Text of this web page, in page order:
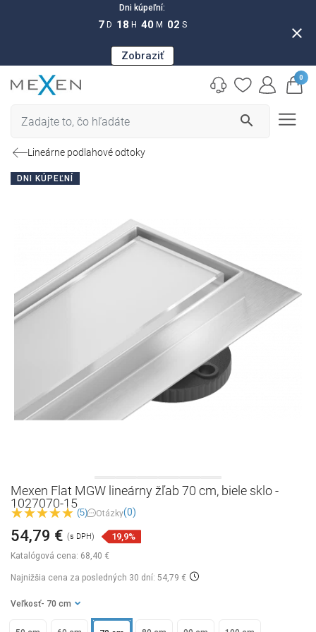
Dni kúpeľní:
7 D 18 H 40 M 01 S
Zobraziť
close
search
0
Lineárne podlahové odtoky
DNI KÚPEĽNÍ
Mexen Flat MGW lineárny žľab 70 cm, biele sklo -
1027070-15
(5) Otázky(0)
Katalógová cena: 68,40 €
54,79 € (s DPH) 19,9%
Najnižšia cena za posledných 30 dní: 54,79 €
Veľkosť - 70 cm